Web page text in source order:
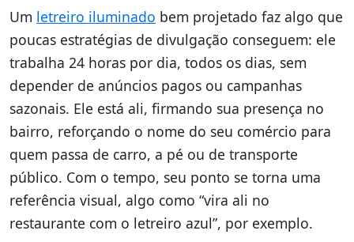
Um letreiro iluminado bem projetado faz algo que
poucas estratégias de divulgação conseguem: ele
trabalha 24 horas por dia, todos os dias, sem
depender de anúncios pagos ou campanhas
sazonais. Ele está ali, firmando sua presença no
bairro, reforçando o nome do seu comércio para
quem passa de carro, a pé ou de transporte
público. Com o tempo, seu ponto se torna uma
referência visual, algo como “vira ali no
restaurante com o letreiro azul”, por exemplo.